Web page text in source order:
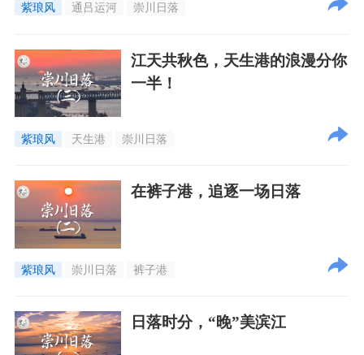
紫琅风 通吕运河 崇川日落
江天共秋色，天生港的浪漫分你
一半！
紫琅风 天生港 崇川日落
在裤子港，追逐一场日落
紫琅风 崇川日落 裤子港
日落时分，“晚”美滨江